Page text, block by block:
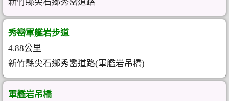
秀巒軍艦岩步道
4.88公里
新竹縣尖石鄉秀巒道路(軍艦岩吊橋)
軍艦岩吊橋